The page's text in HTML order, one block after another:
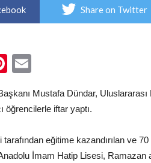
Share on Twitter
Pinterest
Mustafa Dündar,
öğrencilerle iftar yaptı.
eğitime kazandırılan ve
İmam Hatip Lisesi, Ramazan